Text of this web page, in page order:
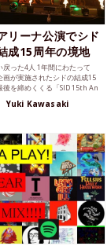
リーナ公演でシド
成15周年の境地
った4人 1年間にわたって
画が実施されたシドの結成15
後を締めくくる「SID 15th An
Yuki Kawasaki